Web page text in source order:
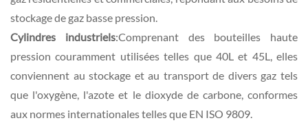
stockage de gaz basse pression.
Cylindres industriels:Comprenant des bouteilles haute
pression couramment utilisées telles que 40L et 45L, elles
conviennent au stockage et au transport de divers gaz tels
que l'oxygène, l'azote et le dioxyde de carbone, conformes
aux normes internationales telles que EN ISO 9809.